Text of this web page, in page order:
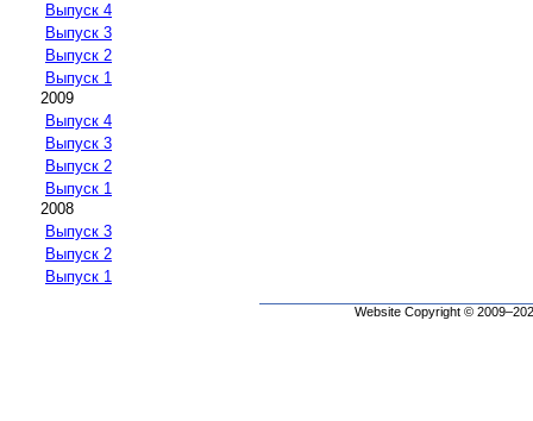
Выпуск 4
Выпуск 3
Выпуск 2
Выпуск 1
2009
Выпуск 4
Выпуск 3
Выпуск 2
Выпуск 1
2008
Выпуск 3
Выпуск 2
Выпуск 1
Website Copyright ©